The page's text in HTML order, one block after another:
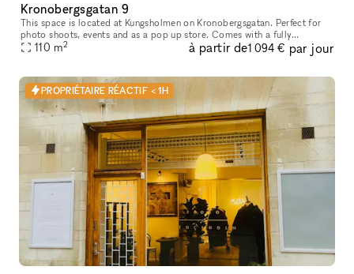
Kronobergsgatan 9
This space is located at Kungsholmen on Kronobergsgatan. Perfect for
photo shoots, events and as a pop up store. Comes with a fully
equipped kitchen which can be used for your event. Flexible for bo
110 m2 à partir de1 094 € par jour
PROPRIÉTAIRE RÉACTIF < 1H